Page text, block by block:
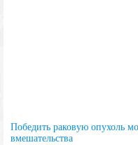
Победить раковую опухоль
вмешательства